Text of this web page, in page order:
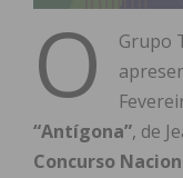
O
Grupo
“Antígona”, de
Concurso